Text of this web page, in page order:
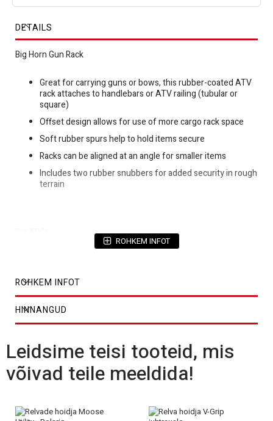
DETAILS
Big Horn Gun Rack
Great for carrying guns or bows, this rubber-coated ATV
rack attaches to handlebars or ATV railing (tubular or
square)
Offset design allows for use of more cargo rack space
Soft rubber spurs help to hold items secure
Racks can be aligned at an angle for smaller items
Includes two rubber snubbers for added security in rough
terrain
MATERIAL
MODEL
TYPE
Single
UNITS
Each
PRODUCT NAME
Gun Rack
ROHKEM INFOT
ROHKEM INFOT
HINNANGUD
Leidsime teisi tooteid, mis
võivad teile meeldida!